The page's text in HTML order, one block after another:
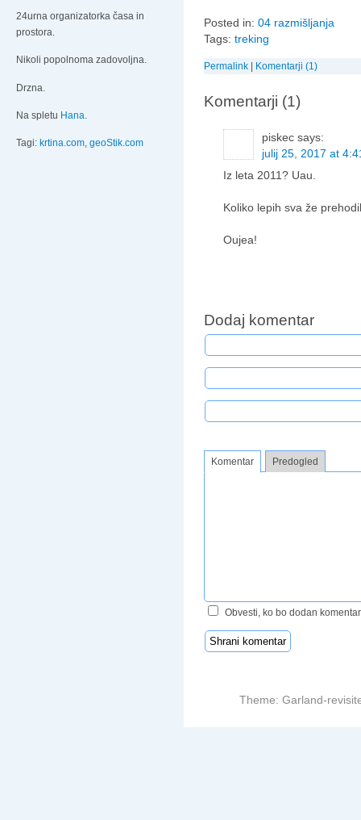
24urna organizatorka časa in
prostora.
Nikoli popolnoma zadovoljna.
Drzna.
Na spletu Hana.
Tagi: krtina.com, geoStik.com
Posted in: 04 razmišljanja
Tags: treking
Permalink Komentarji (1)
Komentarji (1)
piskec says:
julij 25, 2017 at
Iz leta 2011? Uau.
Koliko lepih sva že
Oujea!
Dodaj komentar
Komentar Predogled
Obvesti, ko bo dodan komentar
Theme: Garland-